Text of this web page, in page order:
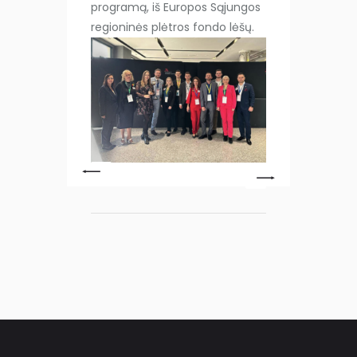
programą, iš Europos Sąjungos
regioninės plėtros fondo lėšų.